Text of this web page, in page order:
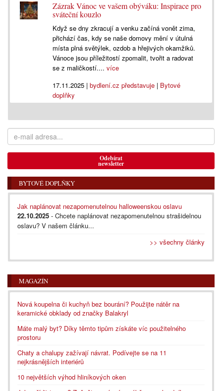
Zázrak Vánoc ve vašem obýváku: Inspirace pro
sváteční kouzlo
Když se dny zkracují a venku začíná vonět zima,
přichází čas, kdy se naše domovy mění v útulná
místa plná světýlek, ozdob a hřejivých okamžiků.
Vánoce jsou příležitostí zpomalit, tvořit a radovat
se z maličkostí....více
17.11.2025 |bydlení.cz představuje | Bytové
doplňky
Odebírat
newsletter
BYTOVÉ DOPLŇKY
Jak naplánovat nezapomenutelnou halloweenskou oslavu
22.10.2025 - Chcete naplánovat nezapomenutelnou strašidelnou
oslavu? V našem článku...
>> všechny články
MAGAZÍN
Nová koupelna či kuchyň bez bourání? Použijte nátěr na
keramické obklady od značky Balakryl
Máte malý byt? Díky těmto tipům získáte víc použitelného
prostoru
Chaty a chalupy zažívají návrat. Podívejte se na 11
nejkrásnějších interiérů
10 největších výhod hliníkových oken